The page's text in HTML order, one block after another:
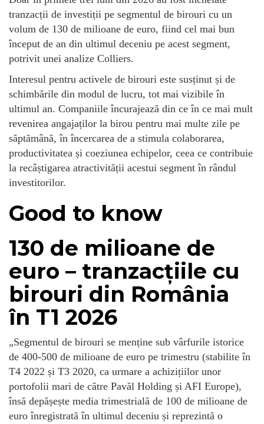
tranzacții de investiții pe segmentul de birouri cu un
volum de 130 de milioane de euro, fiind cel mai bun
început de an din ultimul deceniu pe acest segment,
potrivit unei analize Colliers.
Interesul pentru activele de birouri este susținut și de
schimbările din modul de lucru, tot mai vizibile în
ultimul an. Companiile încurajează din ce în ce mai mult
revenirea angajaților la birou pentru mai multe zile pe
săptămână, în încercarea de a stimula colaborarea,
productivitatea și coeziunea echipelor, ceea ce contribuie
la recâștigarea atractivității acestui segment în rândul
investitorilor.
Good to know
130 de milioane de
euro – tranzacțiile cu
birouri din România
în T1 2026
„Segmentul de birouri se menține sub vârfurile istorice
de 400-500 de milioane de euro pe trimestru (stabilite în
T4 2022 și T3 2020, ca urmare a achizițiilor unor
portofolii mari de către Pavăl Holding și AFI Europe),
însă depășește media trimestrială de 100 de milioane de
euro înregistrată în ultimul deceniu și reprezintă o